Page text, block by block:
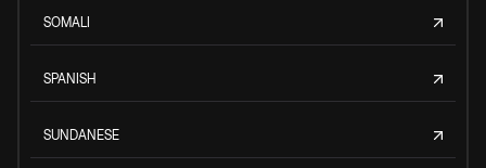
SOMALI
SPANISH
SUNDANESE